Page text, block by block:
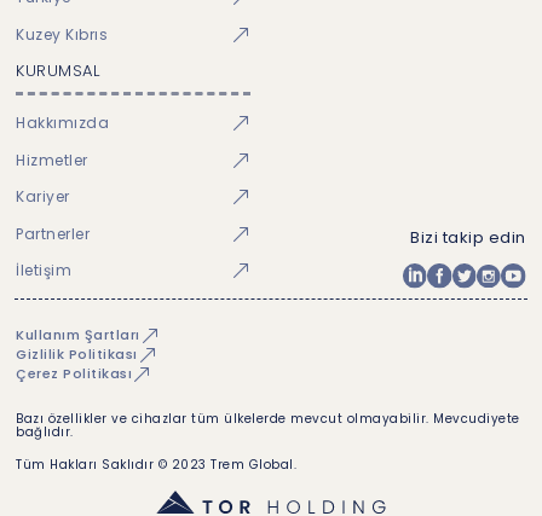
Kuzey Kıbrıs
KURUMSAL
Hakkımızda
Hizmetler
Kariyer
Partnerler
İletişim
Bizi takip edin
Kullanım Şartları
Gizlilik Politikası
Çerez Politikası
Bazı özellikler ve cihazlar tüm ülkelerde mevcut olmayabilir. Mevcudiyete
bağlıdır.
Tüm Hakları Saklıdır © 2023 Trem Global.